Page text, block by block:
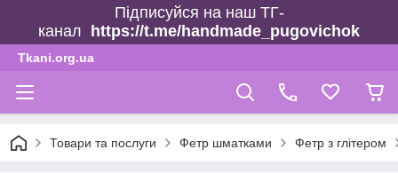
Підписуйся на наш ТГ-
канал
https://t.me/handmade_pugovichok
Tkani.org.ua
Товари та послуги Фетр шматками Фетр з глітером